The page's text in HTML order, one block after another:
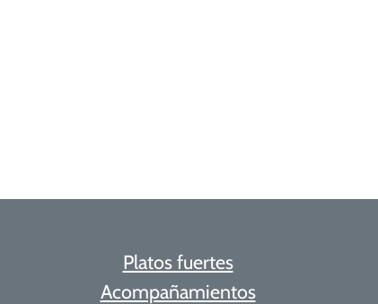
Platos fuertes
Acompañamientos